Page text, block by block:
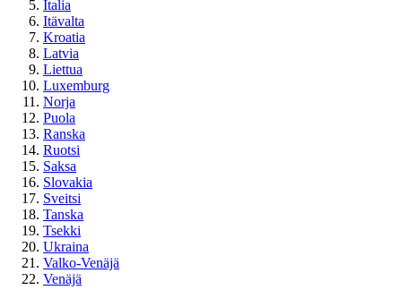
Italia
Itävalta
Kroatia
Latvia
Liettua
Luxemburg
Norja
Puola
Ranska
Ruotsi
Saksa
Slovakia
Sveitsi
Tanska
Tsekki
Ukraina
Valko-Venäjä
Venäjä